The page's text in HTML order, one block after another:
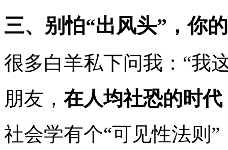
三、别怕“出风头”，你
很多白羊私下问我：“我
朋友， 在人均社恐的时
社会学有个“可见性法则”